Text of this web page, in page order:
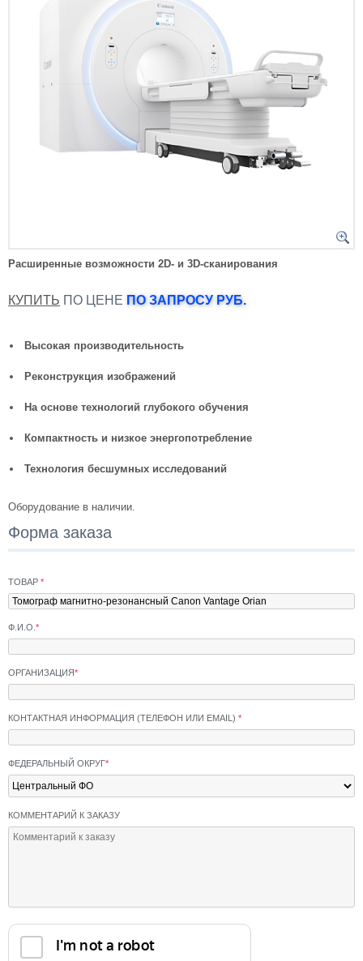
Расширенные возможности 2D- и 3D-сканирования
КУПИТЬ ПО ЦЕНЕ ПО ЗАПРОСУ РУБ.
Высокая производительность
Реконструкция изображений
На основе технологий глубокого обучения
Компактность и низкое энергопотребление
Технология бесшумных исследований
Оборудование в наличии.
Форма заказа
ТОВАР *
Ф.И.О. *
ОРГАНИЗАЦИЯ*
КОНТАКТНАЯ ИНФОРМАЦИЯ (ТЕЛЕФОН ИЛИ EMAIL) *
ФЕДЕРАЛЬНЫЙ ОКРУГ*
КОММЕНТАРИЙ К ЗАКАЗУ